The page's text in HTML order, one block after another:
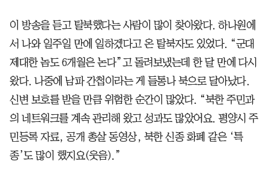
이 방송을 듣고 탈북했다는 사람이 많이 찾아왔다. 하나원에
서 나와 일주일 만에 일하겠다고 온 탈북자도 있었다. “군대
제대한 놈도 6개월은 논다”고 돌려보냈는데 한 달 만에 다시
왔다. 나중에 남파 간첩이라는 게 들통나 북으로 달아났다.
신변 보호를 받을 만큼 위험한 순간이 많았다. “북한 주민과
의 네트워크를 계속 관리해 왔고 성과도 많았어요. 평양시 주
민등록 자료, 공개 총살 동영상, 북한 신종 화폐 같은 ‘특
종’도 많이 했지요(웃음).”